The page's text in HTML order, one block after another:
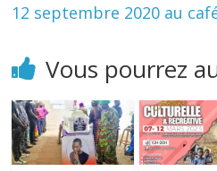
12 septembre 2020 au
Vous pourrez